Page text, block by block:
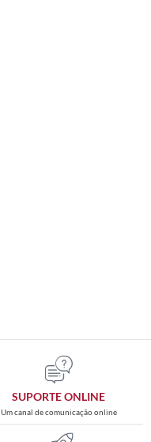
SUPORTE ONLINE
Um canal de comunicação online